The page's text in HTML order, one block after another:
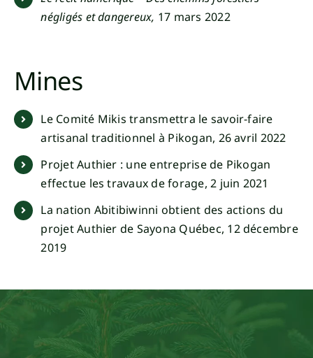
négligés et dangereux, 17 mars 2022
Mines
Le Comité Mikis transmettra le savoir-faire
artisanal traditionnel à Pikogan, 26 avril 2022
Projet Authier : une entreprise de Pikogan
effectue les travaux de forage, 2 juin 2021
La nation Abitibiwinni obtient des actions du
projet Authier de Sayona Québec, 12 décembre
2019